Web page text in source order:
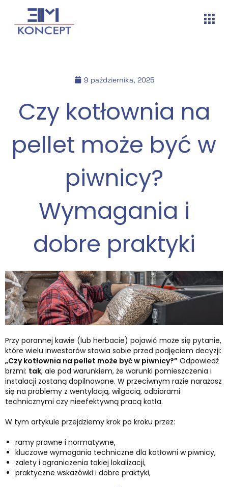
9 października, 2025
Czy kotłownia na
pellet może być w
piwnicy?
Wymagania i
dobre praktyki
Przy porannej kawie (lub herbacie) pojawić może się pytanie,
które wielu inwestorów stawia sobie przed podjęciem decyzji:
„Czy kotłownia na pellet może być w piwnicy?” Odpowiedź
brzmi: tak, ale pod warunkiem, że warunki pomieszczenia i
instalacji zostaną dopilnowane. W przeciwnym razie narażasz
się na problemy z wentylacją, wilgocią, odbiorami
technicznymi czy nieefektywną pracą kotła.
W tym artykule przejdziemy krok po kroku przez:
ramy prawne i normatywne,
kluczowe wymagania techniczne dla kotłowni w piwnicy,
zalety i ograniczenia takiej lokalizacji,
praktyczne wskazówki i dobre praktyki,